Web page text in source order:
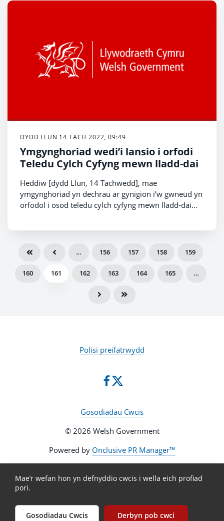
DYDD LLUN 14 TACH 2022, 09:49
Ymgynghoriad wedi’i lansio i orfodi
Teledu Cylch Cyfyng mewn lladd-dai
Heddiw [dydd Llun, 14 Tachwedd], mae
ymgynghoriad yn dechrau ar gynigion i’w gwneud yn
orfodol i osod teledu cylch cyfyng mewn lladd-dai
… 156 157 158 159
160 161 162 163 164 165 …
Polisi preifatrwydd
Gosodiadau Cwcis
© 2026 Welsh Government
Powered by Onclusive PR Manager™
Mae’r wefan hon yn defnyddio cwcis i wella eich profiad
pori.
Gosodiadau Cwcis Derbyn pob cwci